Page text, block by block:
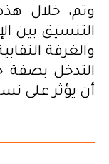
وتم، خلال
التنسيق بين
والغرفة
التدخل بصفة
أن يؤثر على